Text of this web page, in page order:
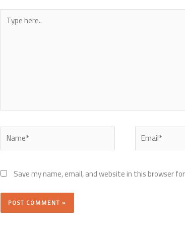
Type
here..
Name* Email*
Save my name, email, and website in this browser